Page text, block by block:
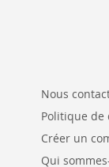
Nous
Politique de
Créer un
Qui